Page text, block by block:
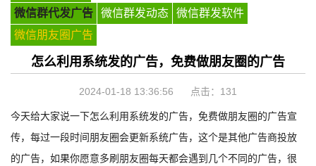
微信群代发广告
微信群发动态
微信群发软件
微信朋友圈广告
怎么利用系统发的广告，免费做朋友圈的广告
2024-01-18 13:36:56 点击： 131
今天给大家说一下怎么利用系统发的广告，免费做朋友圈的广告宣
传，每过一段时间朋友圈会更新系统广告，这个是其他广告商投放
的广告，如果你愿意多刷朋友圈每天都会遇到几个不同的广告，很